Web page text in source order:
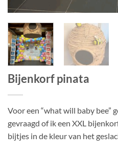
Bijenkorf pinata
Voor een “what will baby bee”
gevraagd of ik een XXL
bijtjes in de kleur van het